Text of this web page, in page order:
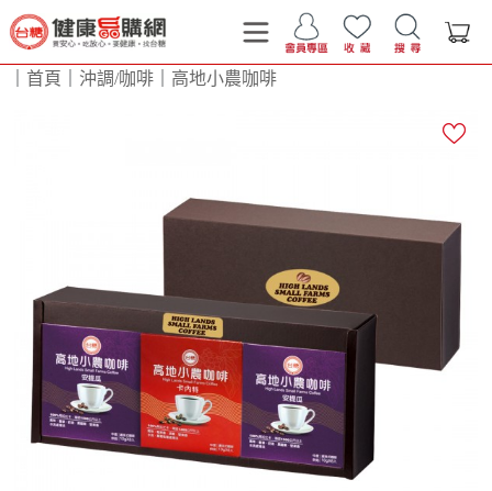
首頁 沖調/咖啡 高地小農咖啡